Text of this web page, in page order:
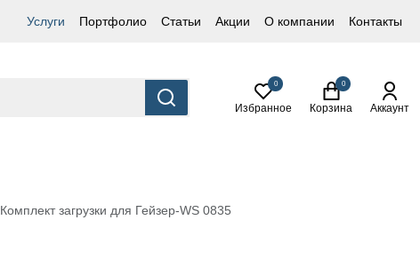
Услуги Портфолио Статьи Акции О компании Контакты
0
Избранное
0
Корзина Аккаунт
Комплект загрузки для Гейзер-WS 0835